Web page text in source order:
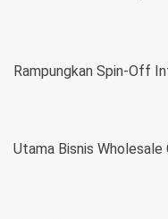
Rampungkan Spin-Off
Utama Bisnis